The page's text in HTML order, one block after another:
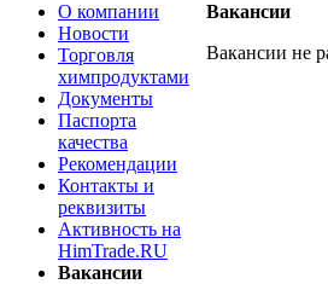
О компании
Новости
Торговля
химпродуктами
Документы
Паспорта
качества
Рекомендации
Контакты и
реквизиты
Активность на
HimTrade.RU
Вакансии
Вакансии
Вакансии не